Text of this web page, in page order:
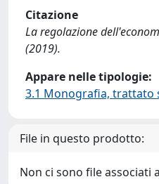
Citazione
La regolazione
(2019).
Appare nelle tipologie:
3.1 Monografia, trattato
File in questo prodotto:
Non ci sono file associati